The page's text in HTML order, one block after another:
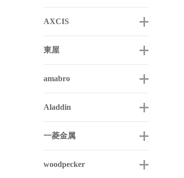
AXCIS
東屋
amabro
Aladdin
一菱金属
woodpecker